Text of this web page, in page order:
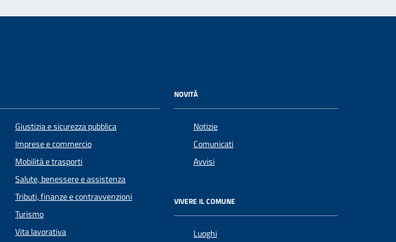
Giustizia e sicurezza pubblica
Imprese e commercio
Mobilità e trasporti
Salute, benessere e assistenza
Tributi, finanze e contravvenzioni
Turismo
Vita lavorativa
NOVITÀ
Notizie
Comunicati
Avvisi
VIVERE IL COMUNE
Luoghi